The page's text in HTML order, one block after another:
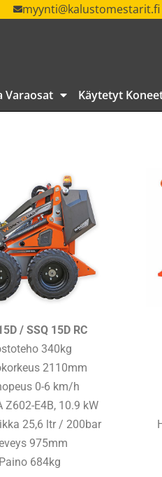
myynti@kalustomestarit.fi
Varaosat Käytetyt
/ SSQ 15D RC
340kg
2110mm
0-6 km/h
Z602-E4B, 10.9 kW
25,6 ltr / 200bar
975mm
Paino 684kg